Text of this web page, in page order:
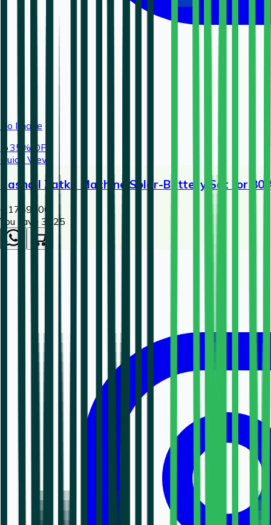
No Image
🔥35 % OFF
Quick View
Rashail Zatka Machine Solar-Battery Set for
6,1759500
You save ₹ 3325